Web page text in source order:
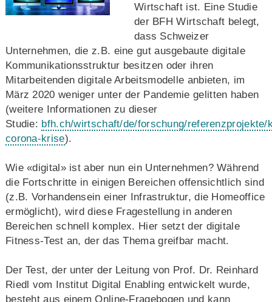
Wirtschaft ist. Eine Studie
der BFH Wirtschaft belegt,
dass Schweizer
Unternehmen, die z.B. eine gut ausgebaute digitale
Kommunikationsstruktur besitzen oder ihren
Mitarbeitenden digitale Arbeitsmodelle anbieten, im
März 2020 weniger unter der Pandemie gelitten haben
(weitere Informationen zu dieser
Studie: bfh.ch/wirtschaft/de/forschung/referenzprojekte/
corona-krise).
Wie «digital» ist aber nun ein Unternehmen? Während
die Fortschritte in einigen Bereichen offensichtlich sind
(z.B. Vorhandensein einer Infrastruktur, die Homeoffice
ermöglicht), wird diese Fragestellung in anderen
Bereichen schnell komplex. Hier setzt der digitale
Fitness-Test an, der das Thema greifbar macht.
Der Test, der unter der Leitung von Prof. Dr. Reinhard
Riedl vom Institut Digital Enabling entwickelt wurde,
besteht aus einem Online-Fragebogen und kann